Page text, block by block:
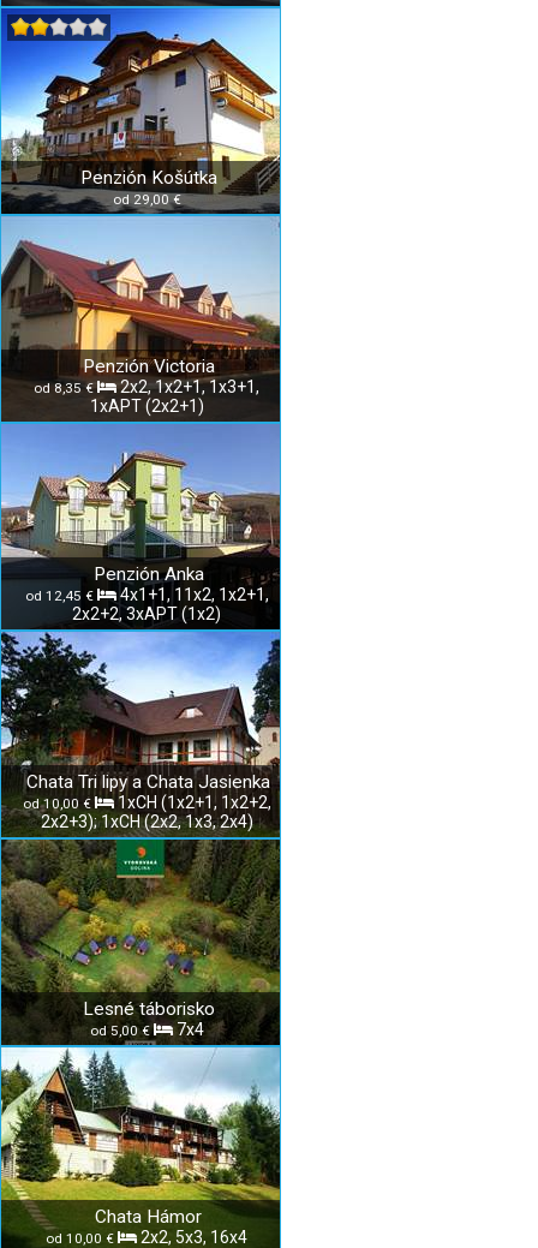
Penzión Košútka
od 29,00 €
Penzión Victoria
od 8,35 €
2x2, 1x2+1, 1x3+1,
1xAPT (2x2+1)
Penzión Anka
od 12,45 €
4x1+1, 11x2, 1x2+1,
2x2+2, 3xAPT (1x2)
Chata Tri lipy a Chata Jasienka
od 10,00 €
1xCH (1x2+1, 1x2+2,
2x2+3); 1xCH (2x2, 1x3, 2x4)
Lesné táborisko
od 5,00 € 7x4
Chata Hámor
od 10,00 € 2x2, 5x3, 16x4